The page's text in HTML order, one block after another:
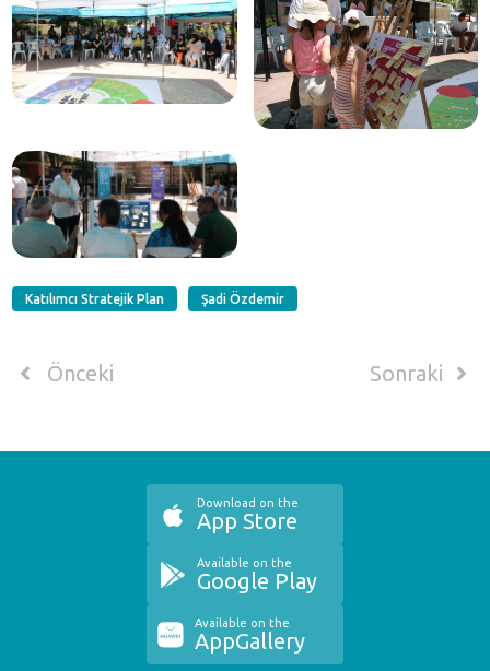
Katılımcı Stratejik Plan Şadi Özdemir
Önceki Sonraki
Download on the
App Store
Available on the
Google Play
Available on the
AppGallery